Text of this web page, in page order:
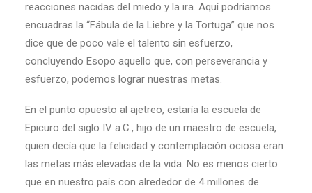
reacciones nacidas del miedo y la ira. Aquí podríamos
encuadras la “Fábula de la Liebre y la Tortuga” que nos
dice que de poco vale el talento sin esfuerzo,
concluyendo Esopo aquello que, con perseverancia y
esfuerzo, podemos lograr nuestras metas.
En el punto opuesto al ajetreo, estaría la escuela de
Epicuro del siglo IV a.C., hijo de un maestro de escuela,
quien decía que la felicidad y contemplación ociosa eran
las metas más elevadas de la vida. No es menos cierto
que en nuestro país con alrededor de 4 millones de